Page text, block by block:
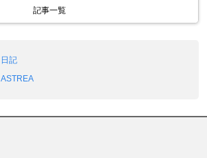
記事一覧
日記
ASTREA